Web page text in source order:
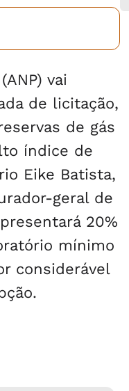
vai
de licitação,
de gás
índice de
Eike Batista,
geral de
20%
mínimo
considerável